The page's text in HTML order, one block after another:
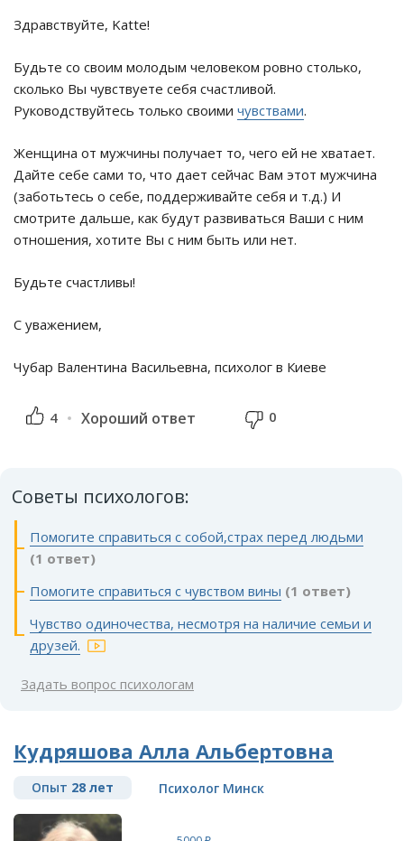
Здравствуйте, Katte!
Будьте со своим молодым человеком ровно столько,
сколько Вы чувствуете себя счастливой.
Руководствуйтесь только своими чувствами.
Женщина от мужчины получает то, чего ей не хватает.
Дайте себе сами то, что дает сейчас Вам этот мужчина
(заботьтесь о себе, поддерживайте себя и т.д.) И
смотрите дальше, как будут развиваться Ваши с ним
отношения, хотите Вы с ним быть или нет.
Будьте счастливы!
С уважением,
Чубар Валентина Васильевна, психолог в Киеве
4 Хороший ответ 0
Советы психологов:
Помогите справиться с собой,страх перед людьми
(1 ответ)
Помогите справиться с чувством вины (1 ответ)
Чувство одиночества, несмотря на наличие семьи и
друзей.
Задать вопрос психологам
Кудряшова Алла Альбертовна
Опыт 28 лет Психолог Минск